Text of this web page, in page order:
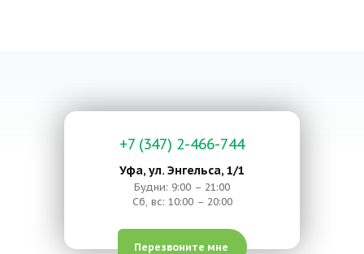
+7 (347) 2-466-744
Уфа, ул. Энгельса, 1/1
Будни: 9:00 – 21:00
Сб, вс: 10:00 – 20:00
Перезвоните мне